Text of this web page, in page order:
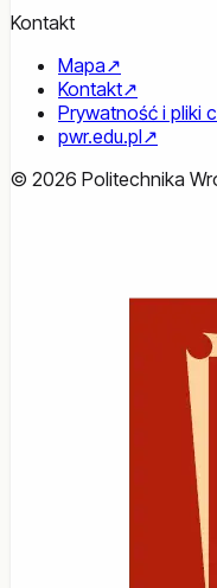
Kontakt
Mapa↗
Kontakt↗
Prywatność i pliki
pwr.edu.pl↗
© 2026 Politechnika